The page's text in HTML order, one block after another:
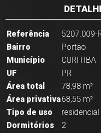
Referência
5207.009-
Bairro
Portão
Município
CURITIBA
UF
PR
Área total
78,98 m²
Área privativa68,55 m²
Tipo de uso
residencial
Dormitórios
2